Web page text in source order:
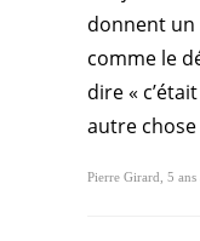
donnent un
comme le
dire «
autre
Pierre Girard 5 ans